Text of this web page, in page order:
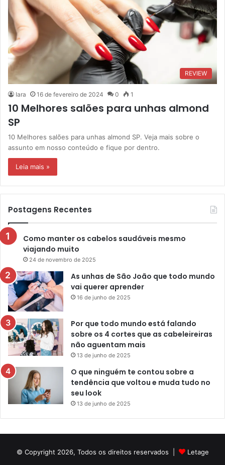
REVIEW
Iara 16 de fevereiro de 2024 0 1
10 Melhores salões para unhas almond
SP
10 Melhores salões para unhas almond SP. Veja mais sobre o
assunto em nosso conteúdo e fique por dentro.
Leia mais »
Postagens Recentes
Como manter os cabelos saudáveis mesmo
viajando muito
24 de novembro de 2025
As unhas de São João que todo mundo
vai querer aprender
16 de junho de 2025
Por que todo mundo está falando
sobre os 4 cortes que as cabeleireiras
não aguentam mais
13 de junho de 2025
O que ninguém te contou sobre a
tendência que voltou e muda tudo no
seu look
13 de junho de 2025
© Copyright 2026, Todos os direitos reservados |
Letage